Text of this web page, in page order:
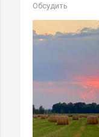
Обсудить